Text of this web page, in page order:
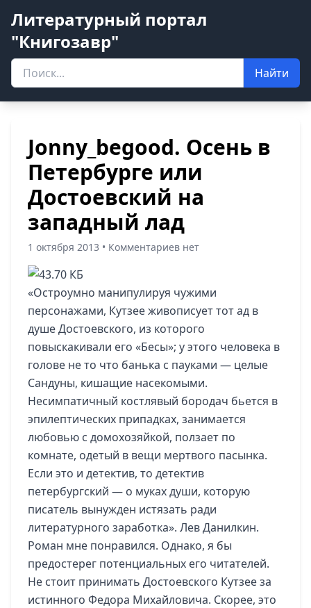
Литературный портал
"Книгозавр"
Найти
Jonny_begood. Осень в
Петербурге или
Достоевский на
западный лад
1 октября 2013 • Комментариев нет
«Остроумно манипулируя чужими
персонажами, Кутзее живописует тот ад в
душе Достоевского, из которого
повыскакивали его «Бесы»; у этого человека в
голове не то что банька с пауками — целые
Сандуны, кишащие насекомыми.
Несимпатичный костлявый бородач бьется в
эпилептических припадках, занимается
любовью с домохозяйкой, ползает по
комнате, одетый в вещи мертвого пасынка.
Если это и детектив, то детектив
петербургский — о муках души, которую
писатель вынужден истязать ради
литературного заработка». Лев Данилкин.
Роман мне понравился. Однако, я бы
предостерег потенциальных его читателей.
Не стоит принимать Достоевского Кутзее за
истинного Федора Михайловича. Скорее, это